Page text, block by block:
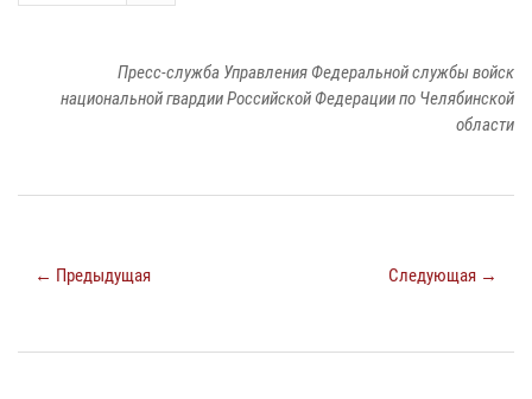
Пресс-служба Управления Федеральной службы войск
национальной гвардии Российской Федерации по Челябинской
области
← Предыдущая Следующая →